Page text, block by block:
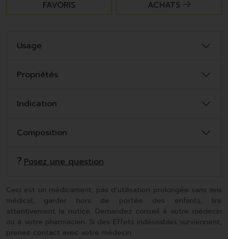
FAVORIS
ACHATS
Usage
Propriétés
Indication
Composition
Posez une question
Ceci est un médicament, pas d’utilisation prolongée sans avis
médical, garder hors de portée des enfants, lire
attentivement la notice. Demandez conseil à votre médecin
ou à votre pharmacien. Si des Effets indésirables surviennent,
prenez contact avec votre médecin.